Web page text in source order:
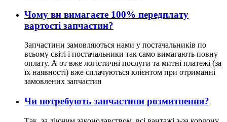
Чому ви вимагаєте 100% передплату
вартості запчастин?
Запчастини замовляються нами у постачальників по
всьому світі і постачальники так само вимагають повну
оплату. А от вже логістичні послуги та митні платежі (за
їх наявності) вже сплачуються клієнтом при отриманні
замовлених запчастин
Чи потребують запчастини розмитнення?